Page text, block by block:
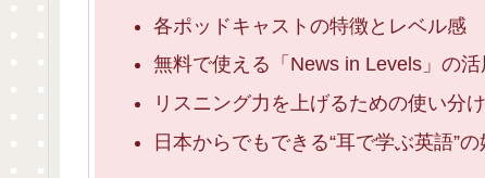
各ポッドキャストの特徴とレベル感
無料で使える「News in Levels」の
リスニング力を上げるための使い分
日本からでもできる“耳で学ぶ英語”